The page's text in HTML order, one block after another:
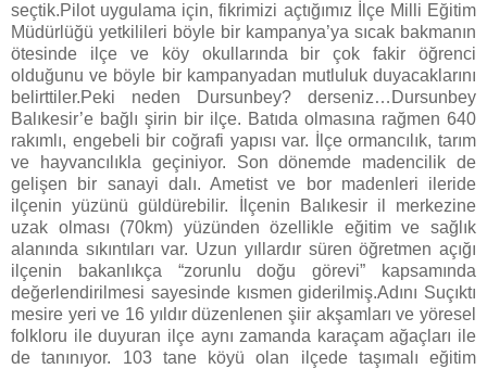
seçtik.Pilot uygulama için, fikrimizi açtığımız İlçe Milli Eğitim
Müdürlüğü yetkilileri böyle bir kampanya’ya sıcak bakmanın
ötesinde ilçe ve köy okullarında bir çok fakir öğrenci
olduğunu ve böyle bir kampanyadan mutluluk duyacaklarını
belirttiler.Peki neden Dursunbey? derseniz…Dursunbey
Balıkesir’e bağlı şirin bir ilçe. Batıda olmasına rağmen 640
rakımlı, engebeli bir coğrafi yapısı var. İlçe ormancılık, tarım
ve hayvancılıkla geçiniyor. Son dönemde madencilik de
gelişen bir sanayi dalı. Ametist ve bor madenleri ileride
ilçenin yüzünü güldürebilir. İlçenin Balıkesir il merkezine
uzak olması (70km) yüzünden özellikle eğitim ve sağlık
alanında sıkıntıları var. Uzun yıllardır süren öğretmen açığı
ilçenin bakanlıkça “zorunlu doğu görevi” kapsamında
değerlendirilmesi sayesinde kısmen giderilmiş.Adını Suçıktı
mesire yeri ve 16 yıldır düzenlenen şiir akşamları ve yöresel
folkloru ile duyuran ilçe aynı zamanda karaçam ağaçları ile
de tanınıyor. 103 tane köyü olan ilçede taşımalı eğitim